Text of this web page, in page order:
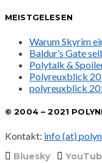
MEISTGELESEN
Warum Skyrim
Baldur’s Gate
Polytalk &
Polyreuxblick
polyreuxblick
© 2004 – 2021
Kontakt: info (at)
Bluesky